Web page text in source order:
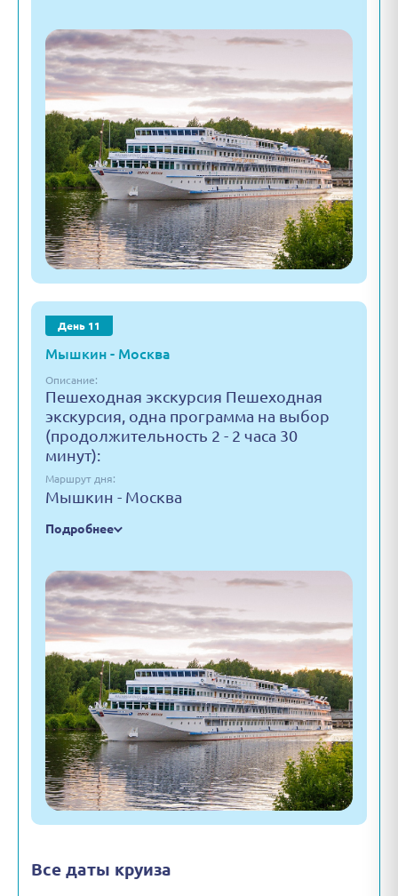
День 11
Мышкин - Москва
Описание:
Пешеходная экскурсия Пешеходная
экскурсия, одна программа на выбор
(продолжительность 2 - 2 часа 30
минут):
Маршрут дня:
Мышкин - Москва
Подробнее
Все даты круиза